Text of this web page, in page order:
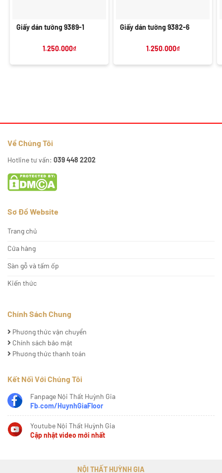
Giấy dán tường 9389-1
1.250.000₫
Giấy dán tường 9382-6
1.250.000₫
Về Chúng Tôi
Hotline tư vấn: 039 448 2202
Sơ Đồ Website
Trang chủ
Cửa hàng
Sàn gỗ và tấm ốp
Kiến thức
Chính Sách Chung
Phương thức vận chuyển
Chính sách bảo mật
Phương thức thanh toán
Kết Nối Với Chúng Tôi
Fanpage Nội Thất Huỳnh Gia
Fb.com/HuynhGiaFloor
Youtube Nội Thất Huỳnh Gia
Cập nhật video mới nhất
NỘI THẤT HUỲNH GIA